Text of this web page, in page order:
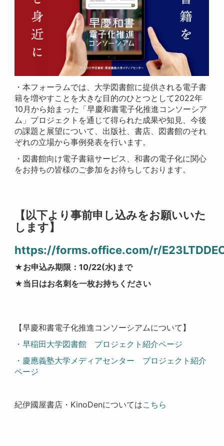
・本フォーラムでは、大学図書館に提供される電子書
籍を増やすことを大きな目的のひとつとして2022年
10月から始まった「早慶和書電子化推進コンソーシア
ム」プロジェクトを通じて得られた成果や知見、今後
の課題と展望について、出版社、書店、図書館のそれ
ぞれの立場から事例発表を行います。
・図書館向け電子書籍サービス、和書の電子化に関心
をお持ちの皆様のご参加をお待ちしております。
【以下より事前申し込みをお願いいた
します】
https://forms.office.com/r/
★お申込み期限：10/22(水)まで
★当日はお名刺を一枚お持ちください
【早慶和書電子化推進コンソーシアムについて】
・早稲田大学図書館 プロジェクト紹介ページ
・慶應義塾大学メディアセンター プロジェクト紹介
ページ
紀伊國屋書店・KinoDenについてはこちら